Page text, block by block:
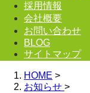
採用情報
会社概要
お問い合わせ
BLOG
サイトマップ
HOME >
お知らせ >